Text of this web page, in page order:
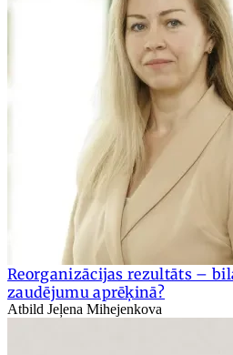
Reorganizācijas rezultāts –
zaudējumu aprēķinā?
Atbild Jeļena Mihejenkova